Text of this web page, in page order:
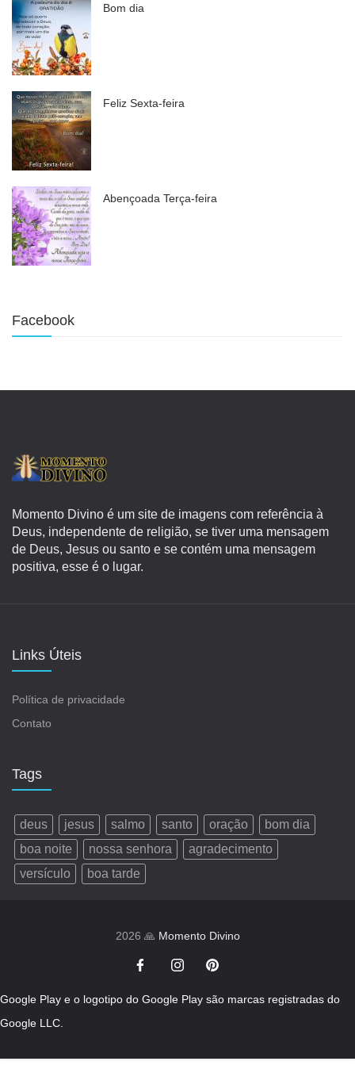
Bom dia
Feliz Sexta-feira
Abençoada Terça-feira
Facebook
Momento Divino é um site de imagens com referência à
Deus, independente de religião, se tiver uma mensagem
de Deus, Jesus ou santo e se contém uma mensagem
positiva, esse é o lugar.
Links Úteis
Política de privacidade
Contato
Tags
deus jesus salmo santo oração
bom dia
boa noite
nossa senhora
agradecimento
versículo
boa tarde
2026 🙏 Momento Divino
Google Play e o logotipo do Google Play são marcas registradas do
Google LLC.